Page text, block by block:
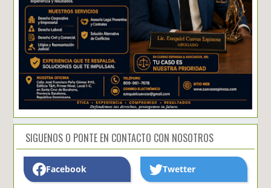
SIGUENOS O PONTE EN CONTACTO CON NOSOTROS
Facebook Twetter